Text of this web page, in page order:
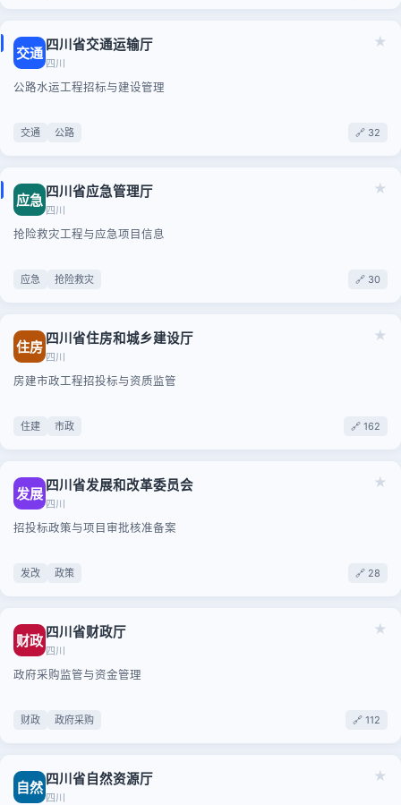
★
交通 四川省交通运输厅
四川
公路水运工程招标与建设管理
交通 公路 🔗 32
★
应急 四川省应急管理厅
四川
抢险救灾工程与应急项目信息
应急 抢险救灾 🔗 30
★
住房 四川省住房和城乡建设厅
四川
房建市政工程招投标与资质监管
住建 市政 🔗 162
★
发展 四川省发展和改革委员会
四川
招投标政策与项目审批核准备案
发改 政策 🔗 28
★
财政 四川省财政厅
四川
政府采购监管与资金管理
财政 政府采购 🔗 112
★
自然 四川省自然资源厅
四川